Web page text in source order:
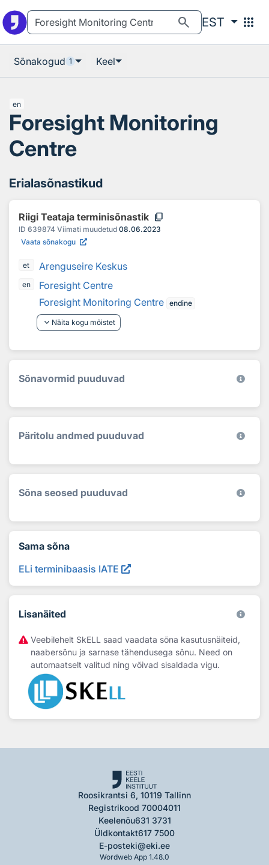
search EST apps
Sõnakogud 1 Keel
en
Foresight Monitoring
Centre
Erialasõnastikud
Riigi Teataja terminisõnastik content_copy
ID 639874 Viimati muudetud 08.06.2023
Vaata sõnakogu
et Arenguseire Keskus
en
Foresight Centre
Foresight Monitoring Centre endine
keyboard_arrow_down Näita kogu mõistet
Sõnavormid puuduvad
Päritolu andmed puuduvad
Sõna seosed puuduvad
Sama sõna
ELi terminibaasis IATE
Lisanäited
Veebilehelt SkELL saad vaadata sõna kasutusnäiteid,
naabersõnu ja sarnase tähendusega sõnu. Need on
automaatselt valitud ning võivad sisaldada vigu.
Roosikrantsi 6, 10119 Tallinn
Registrikood 70004011
Keelenõu631 3731
Üldkontakt617 7500
E-posteki@eki.ee
Wordweb App 1.48.0